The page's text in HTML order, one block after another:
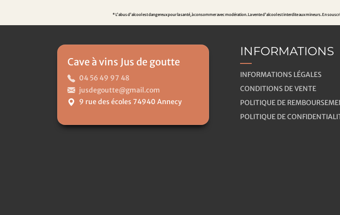
* L'abus d'alcool est dangereux pour la santé, à consommer avec modération. La vente d'alcool est interdite aux mineurs. En
Cave à vins Jus de goutte
04 56 49 97 48
jusdegoutte@gmail.com
9 rue des écoles 74940 Annecy
INFORMATIONS
INFORMATIONS LÉGALES
CONDITIONS DE VENTE
POLITIQUE DE
POLITIQUE DE